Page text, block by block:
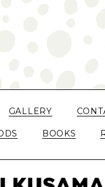
GALLERY
BOOKS